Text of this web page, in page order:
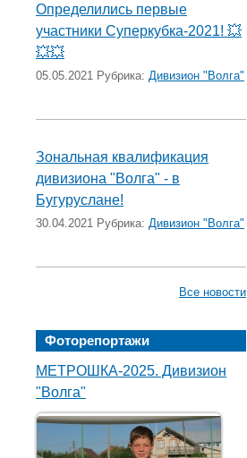
Определились первые
участники Суперкубка-2021! 💥
💥💥
05.05.2021 Рубрика: Дивизион "Волга"
Зональная квалификация
дивизиона "Волга" - в
Бугуруслане!
30.04.2021 Рубрика: Дивизион "Волга"
Все новости
Фоторепортажи
МЕТРОШКА-2025. Дивизион
"Волга"